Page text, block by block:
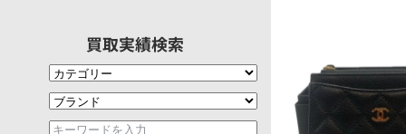
買取実績検索